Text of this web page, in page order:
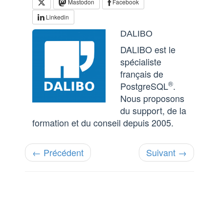
Mastodon
Facebook
Linkedin
DALIBO
DALIBO est le
spécialiste
français de
PostgreSQL®.
Nous proposons
du support, de la
formation et du conseil depuis 2005.
← Précédent Suivant →